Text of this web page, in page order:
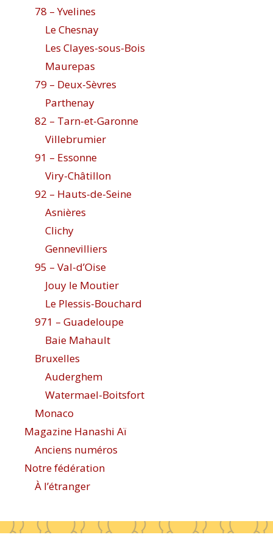
78 – Yvelines
Le Chesnay
Les Clayes-sous-Bois
Maurepas
79 – Deux-Sèvres
Parthenay
82 – Tarn-et-Garonne
Villebrumier
91 – Essonne
Viry-Châtillon
92 – Hauts-de-Seine
Asnières
Clichy
Gennevilliers
95 – Val-d’Oise
Jouy le Moutier
Le Plessis-Bouchard
971 – Guadeloupe
Baie Mahault
Bruxelles
Auderghem
Watermael-Boitsfort
Monaco
Magazine Hanashi Aï
Anciens numéros
Notre fédération
À l’étranger